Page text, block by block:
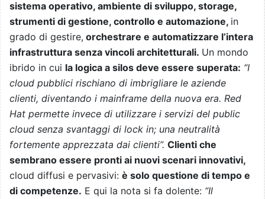
sistema operativo, ambiente di sviluppo, storage,
strumenti di gestione, controllo e automazione, in
grado di gestire, orchestrare e automatizzare l’intera
infrastruttura senza vincoli architetturali. Un mondo
ibrido in cui la logica a silos deve essere superata: “I
cloud pubblici rischiano di imbrigliare le aziende
clienti, diventando i mainframe della nuova era. Red
Hat permette invece di utilizzare i servizi del public
cloud senza svantaggi di lock in; una neutralità
fortemente apprezzata dai clienti”. Clienti che
sembrano essere pronti ai nuovi scenari innovativi,
cloud diffusi e pervasivi: è solo questione di tempo e
di competenze. E qui la nota si fa dolente: “Il